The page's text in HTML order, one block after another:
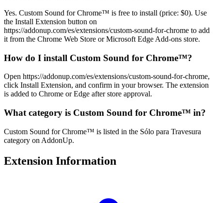
Yes. Custom Sound for Chrome™ is free to install (price: $0). Use
the Install Extension button on
https://addonup.com/es/extensions/custom-sound-for-chrome to add
it from the Chrome Web Store or Microsoft Edge Add-ons store.
How do I install Custom Sound for Chrome™?
Open https://addonup.com/es/extensions/custom-sound-for-chrome,
click Install Extension, and confirm in your browser. The extension
is added to Chrome or Edge after store approval.
What category is Custom Sound for Chrome™ in?
Custom Sound for Chrome™ is listed in the Sólo para Travesura
category on AddonUp.
Extension Information